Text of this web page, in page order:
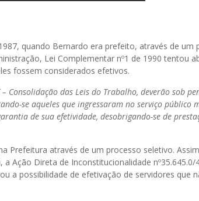
quando Bernardo era prefeito, através de um
Lei Complementar nº1 de 1990 tentou
fossem considerados efetivos.
Consolidação das Leis do Trabalho, deverão sob
se aqueles que ingressaram no serviço público
de sua efetividade, desobrigando-se de
Prefeitura através de um processo seletivo.
Ação Direta de Inconstitucionalidade nº35.645.0/
a possibilidade de efetivação de servidores que